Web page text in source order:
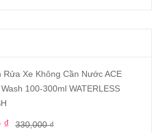
Rửa Xe Không Cần Nước ACE
100-300ml WATERLESS
330,000₫
₫